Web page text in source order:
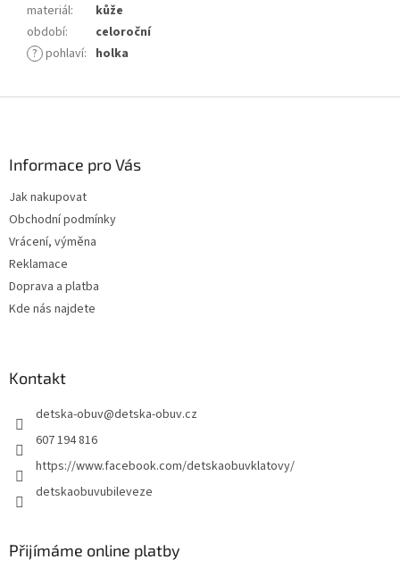
materiál:
kůže
období:
celoroční
? pohlaví: holka
Informace pro Vás
Jak nakupovat
Obchodní podmínky
Vrácení, výměna
Reklamace
Doprava a platba
Kde nás najdete
Kontakt
detska-obuv@detska-obuv.cz
607 194 816
https://www.facebook.com/detskaobuvklatovy/
detskaobuvubileveze
Přijímáme online platby